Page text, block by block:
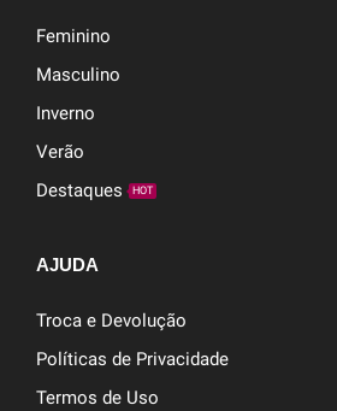
Feminino
Masculino
Inverno
Verão
Destaques
HOT
AJUDA
Troca e Devolução
Políticas de Privacidade
Termos de Uso